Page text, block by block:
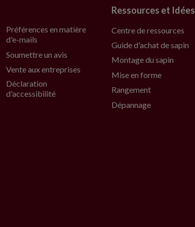
Préférences en matière
d'e-mails
Soumettre un avis
Vente aux entreprises
Déclaration
d'accessibilité
Ressources et Idées
Centre de ressources
Guide d'achat de sapin
Montage du sapin
Mise en forme
Rangement
Dépannage